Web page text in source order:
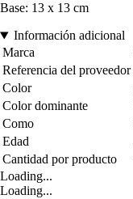
Base: 13 x 13 cm
Información adicional
Marca
Referencia del proveedor
Color
Color dominante
Como
Edad
Cantidad por producto
Loading...
Loading...